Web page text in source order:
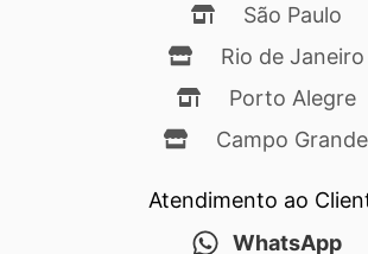
São Paulo
Rio de Janeiro
Porto Alegre
Campo Grande
Atendimento ao
WhatsApp